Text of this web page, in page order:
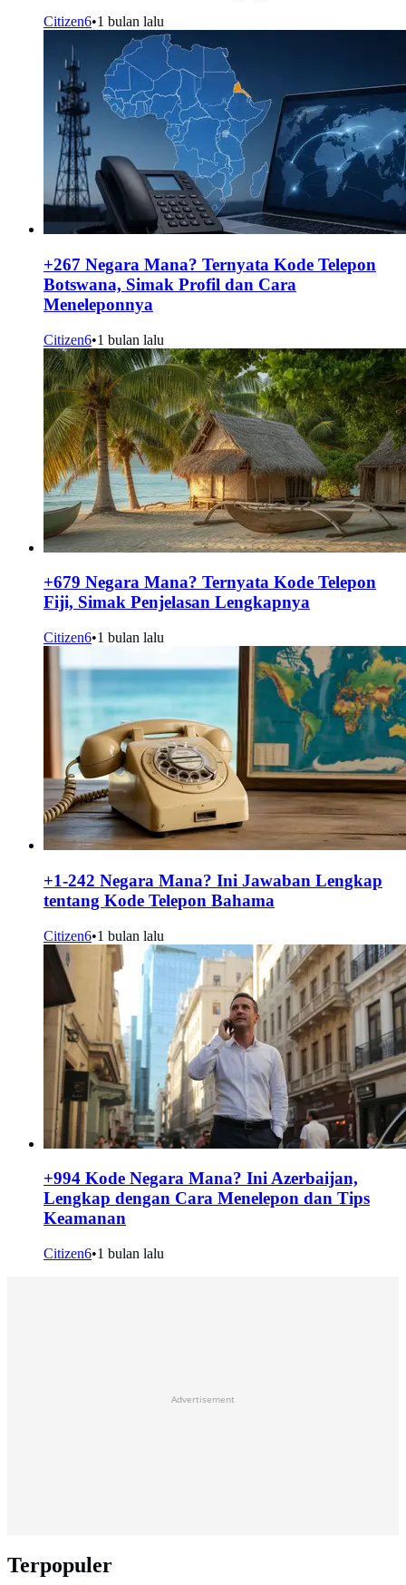
Citizen6•1 bulan lalu
+267 Negara Mana? Ternyata Kode Telepon
Botswana, Simak Profil dan Cara
Meneleponnya
Citizen6•1 bulan lalu
+679 Negara Mana? Ternyata Kode Telepon
Fiji, Simak Penjelasan Lengkapnya
Citizen6•1 bulan lalu
+1-242 Negara Mana? Ini Jawaban Lengkap
tentang Kode Telepon Bahama
Citizen6•1 bulan lalu
+994 Kode Negara Mana? Ini Azerbaijan,
Lengkap dengan Cara Menelepon dan Tips
Keamanan
Citizen6•1 bulan lalu
Advertisement
Terpopuler